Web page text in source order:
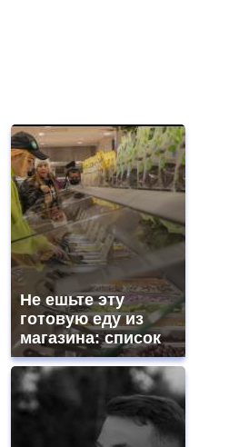
Не ешьте эту
готовую еду из
магазина: список